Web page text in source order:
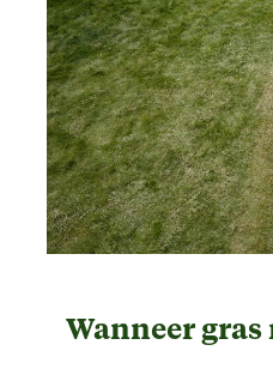
Wanneer gras